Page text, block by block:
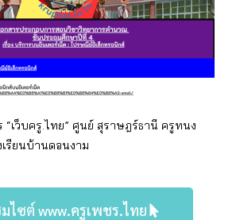
“เว็บครู.ไทย” ศูนย์ สุราษฎร์ธานี ครูทนง
เรียนบ้านดอนงาม
ไซต์ www.ครูเพชร.ไทย